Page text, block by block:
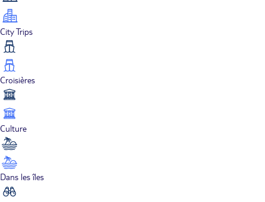
City Trips
Croisières
Culture
Dans les îles